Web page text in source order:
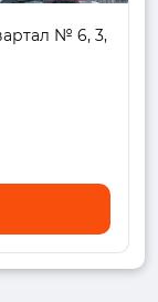
№ 6, 3,